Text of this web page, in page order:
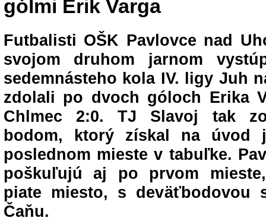
gólmi Erik Varga
Futbalisti OŠK Pavlovce nad
svojom druhom jarnom
sedemnásteho kola IV. ligy Juh
zdolali po dvoch góloch Erika
Chlmec 2:0. TJ Slavoj tak
bodom, ktorý získal na úvod
poslednom mieste v tabuľke.
poškuľujú aj po prvom
piate miesto, s deväťbodovou
Čaňu.